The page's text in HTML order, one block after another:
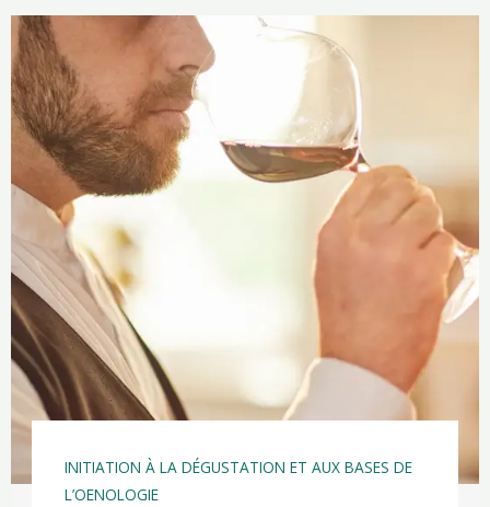
INITIATION À LA DÉGUSTATION ET AUX BASES DE
L’OENOLOGIE